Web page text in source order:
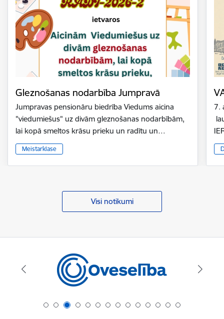
Gleznošanas nodarbība Jumpravā
Jumpravas pensionāru biedrība Viedums aicina
"viedumiešus" uz divām gleznošanas nodarbībām,
lai kopā smeltos krāsu prieku un radītu un…
Meistarklase
7.
Visi notikumi